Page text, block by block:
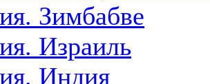
Зимбабве
Израиль
Индия